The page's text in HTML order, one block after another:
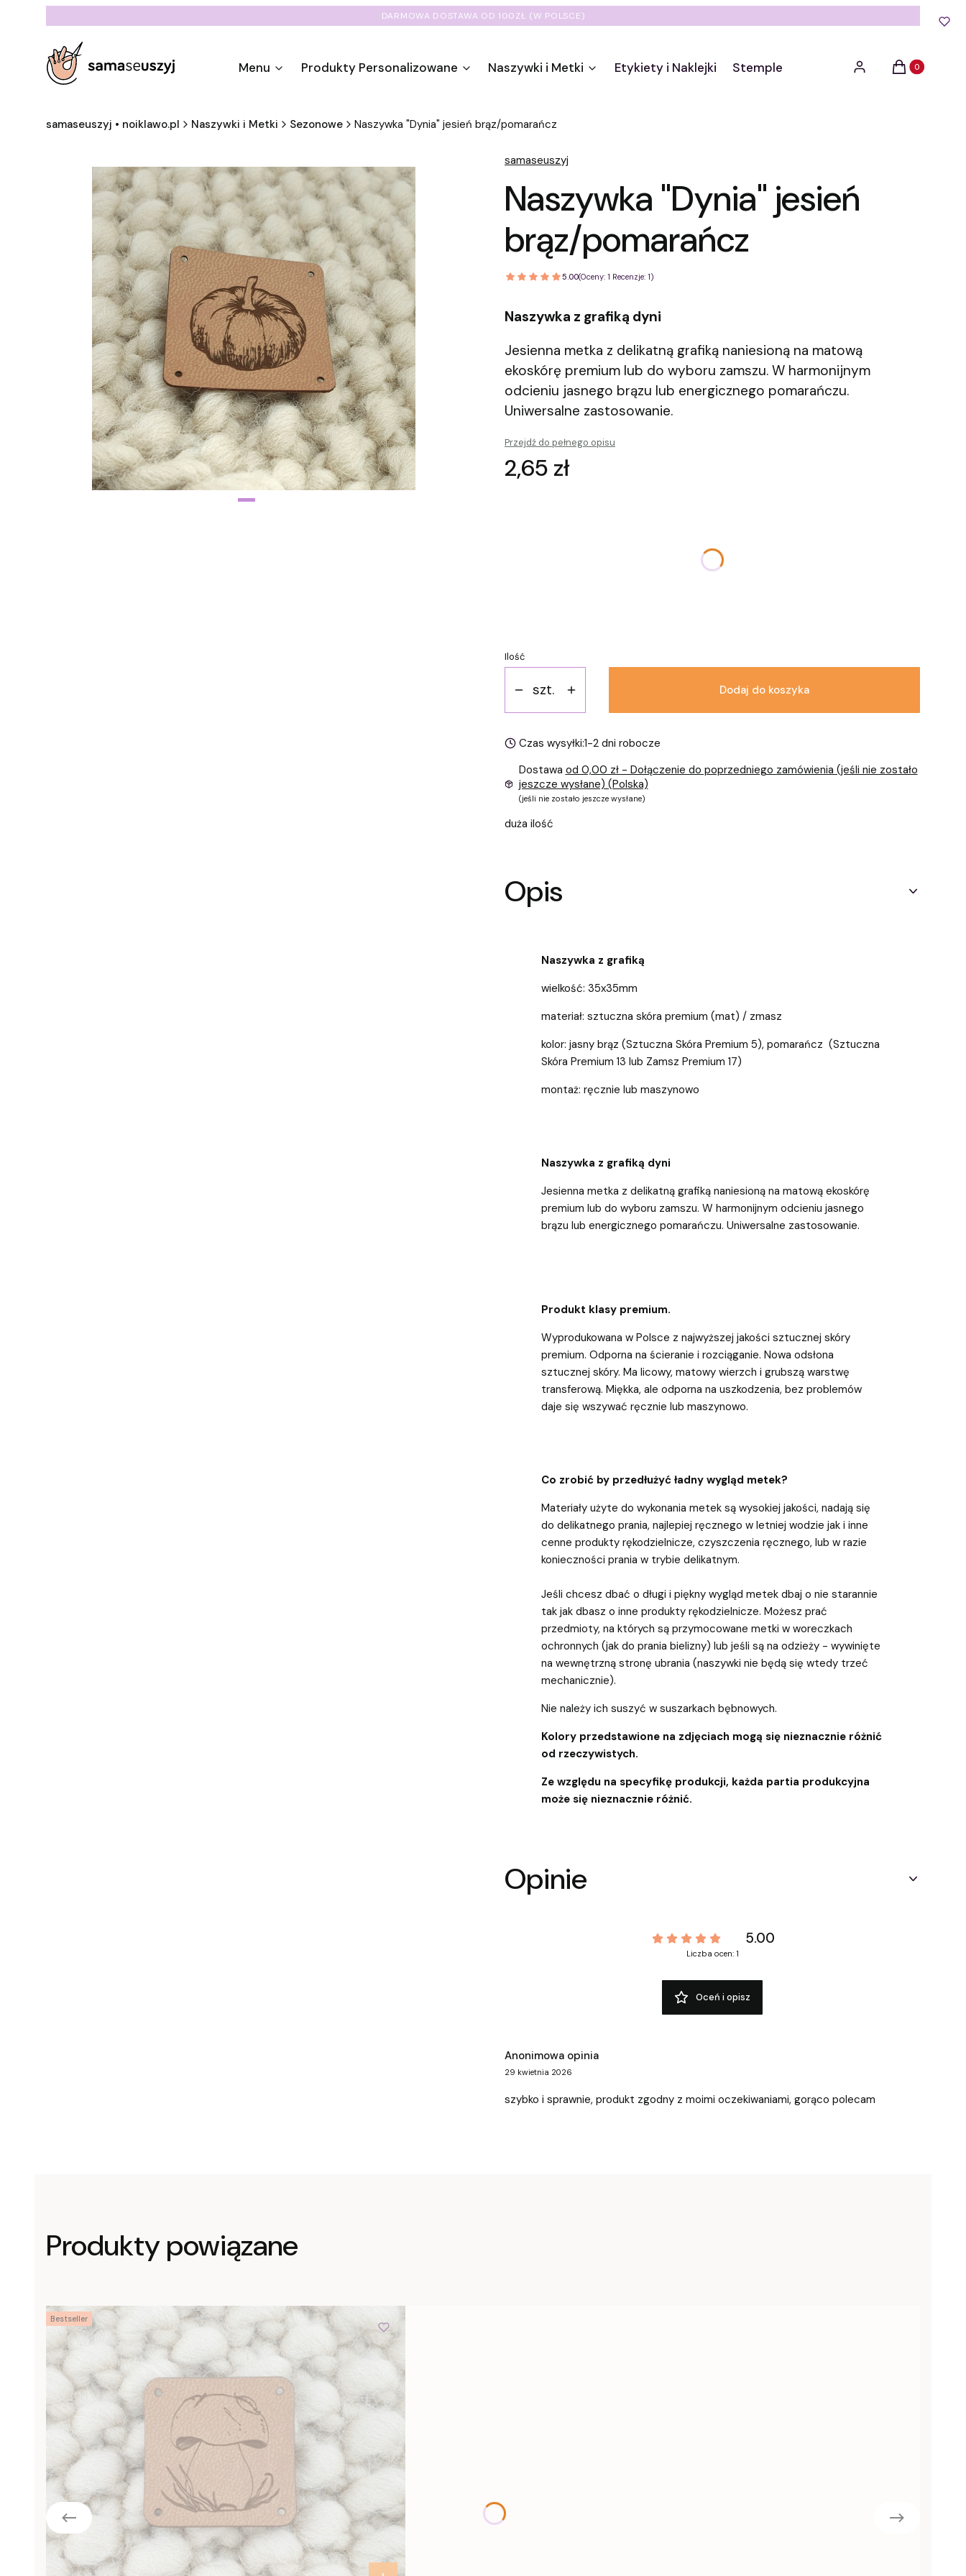
DARMOWA DOSTAWA OD 100ZŁ (W POLSCE)
Menu Produkty Personalizowane Naszywki i Metki Etykiety i Naklejki Stemple Zaloguj sięProdukty w
Koszyk
samaseuszyj • noiklawo.pl Naszywki i Metki Sezonowe Naszywka "Dynia" jesień brąz/pomarańcz
samaseuszyj
Naszywka "Dynia" jesień
brąz/pomarańcz
5.00(Oceny: 1 Recenzje: 1)
Naszywka z grafiką dyni
Jesienna metka z delikatną grafiką naniesioną na matową
ekoskórę premium lub do wyboru zamszu. W harmonijnym
odcieniu jasnego brązu lub energicznego pomarańczu.
Uniwersalne zastosowanie.
Przejdź do pełnego opisu
Cena
2,65 zł
Ilość
szt. Dodaj do koszyka
Czas wysyłki:1-2 dni robocze
Dostawa od 0,00 zł - Dołączenie do poprzedniego zamówienia (jeśli nie zostało
jeszcze wysłane) (Polska)
(jeśli nie zostało jeszcze wysłane)
duża ilość
Opis
Naszywka z grafiką
wielkość: 35x35mm
materiał: sztuczna skóra premium (mat) / zmasz
kolor: jasny brąz (Sztuczna Skóra Premium 5), pomarańcz (Sztuczna
Skóra Premium 13 lub Zamsz Premium 17)
montaż: ręcznie lub maszynowo
Naszywka z grafiką dyni
Jesienna metka z delikatną grafiką naniesioną na matową ekoskórę
premium lub do wyboru zamszu. W harmonijnym odcieniu jasnego
brązu lub energicznego pomarańczu. Uniwersalne zastosowanie.
Produkt klasy premium.
Wyprodukowana w Polsce z najwyższej jakości sztucznej skóry
premium. Odporna na ścieranie i rozciąganie. Nowa odsłona
sztucznej skóry. Ma licowy, matowy wierzch i grubszą warstwę
transferową. Miękka, ale odporna na uszkodzenia, bez problemów
daje się wszywać ręcznie lub maszynowo.
Co zrobić by przedłużyć ładny wygląd metek?
Materiały użyte do wykonania metek są wysokiej jakości, nadają się
do delikatnego prania, najlepiej ręcznego w letniej wodzie jak i inne
cenne produkty rękodzielnicze, czyszczenia ręcznego, lub w razie
konieczności prania w trybie delikatnym.
Jeśli chcesz dbać o długi i piękny wygląd metek dbaj o nie starannie
tak jak dbasz o inne produkty rękodzielnicze. Możesz prać
przedmioty, na których są przymocowane metki w woreczkach
ochronnych (jak do prania bielizny) lub jeśli są na odzieży - wywinięte
na wewnętrzną stronę ubrania (naszywki nie będą się wtedy trzeć
mechanicznie).
Nie należy ich suszyć w suszarkach bębnowych.
Kolory przedstawione na zdjęciach mogą się nieznacznie różnić
od rzeczywistych.
Ze względu na specyfikę produkcji, każda partia produkcyjna
może się nieznacznie różnić.
Opinie
5.00
Liczba ocen: 1
Oceń i opisz
Anonimowa opinia
29 kwietnia 2026
szybko i sprawnie, produkt zgodny z moimi oczekiwaniami, gorąco polecam
Produkty powiązane
Bestseller